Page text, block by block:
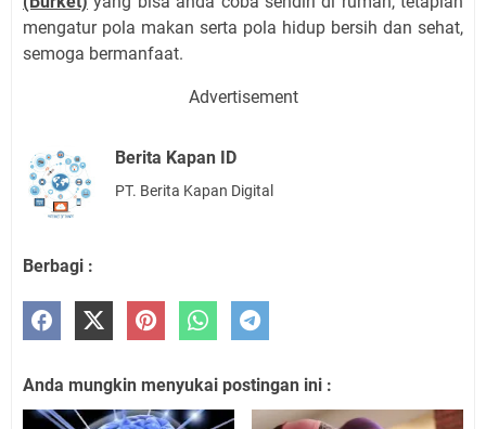
mengatur pola makan serta pola hidup bersih dan sehat,
semoga bermanfaat.
Advertisement
Berita Kapan ID
PT. Berita Kapan Digital
Berbagi :
Anda mungkin menyukai postingan ini :